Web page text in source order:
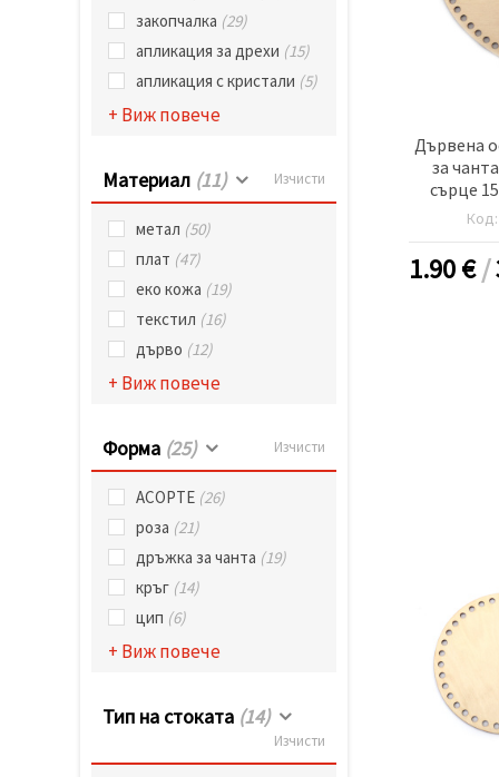
закопчалка (29)
апликация за дрехи (15)
апликация с кристали (5)
+ Виж повече
Материал (11) Изчисти
метал (50)
плат (47)
еко кожа (19)
текстил (16)
дърво (12)
+ Виж повече
Форма (25) Изчисти
АСОРТЕ (26)
роза (21)
дръжка за чанта (19)
кръг (14)
цип (6)
+ Виж повече
Тип на стоката (14)
Изчисти
Дървена
за
сърце
дупка 6Код:
1.90€/